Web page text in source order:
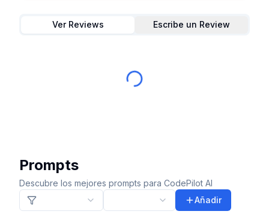
Ver Reviews Escribe un Review
Prompts
Descubre los mejores prompts para CodePilot AI
Añadir